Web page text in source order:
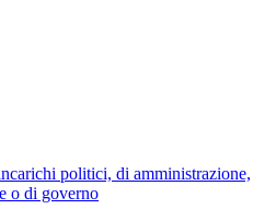
politici, di amministrazione,
o di governo